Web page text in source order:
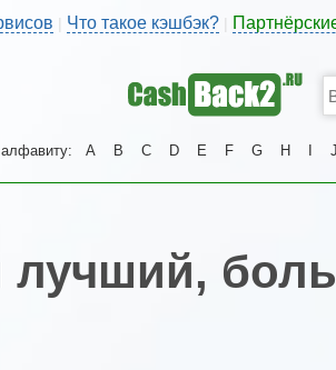
| Что такое кэшбэк?
A B C D E F G H